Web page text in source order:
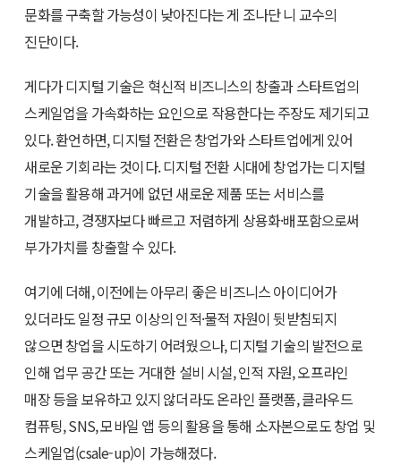
문화를 구축할 가능성이 낮아진다는 게 조나단 니 교수의
진단이다.
게다가 디지털 기술은 혁신적 비즈니스의 창출과 스타트업의
스케일업을 가속화하는 요인으로 작용한다는 주장도 제기되고
있다. 환언하면, 디지털 전환은 창업가와 스타트업에게 있어
새로운 기회라는 것이다. 디지털 전환 시대에 창업가는 디지털
기술을 활용해 과거에 없던 새로운 제품 또는 서비스를
개발하고, 경쟁자보다 빠르고 저렴하게 상용화·배포함으로써
부가가치를 창출할 수 있다.
여기에 더해, 이전에는 아무리 좋은 비즈니스 아이디어가
있더라도 일정 규모 이상의 인적·물적 자원이 뒷받침되지
않으면 창업을 시도하기 어려웠으나, 디지털 기술의 발전으로
인해 업무 공간 또는 거대한 설비 시설, 인적 자원, 오프라인
매장 등을 보유하고 있지 않더라도 온라인 플랫폼, 클라우드
컴퓨팅, SNS, 모바일 앱 등의 활용을 통해 소자본으로도 창업 및
스케일업(csale-up)이 가능해졌다.